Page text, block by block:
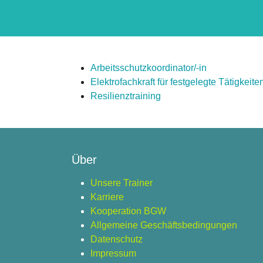
Arbeitsschutzkoordinator/-in
Elektrofachkraft für festgelegte
Resilienztraining
Über
Unsere Trainer
Karriere
Kooperation BGW
Allgemeine Geschäftsbedingungen
Datenschutz
Impressum